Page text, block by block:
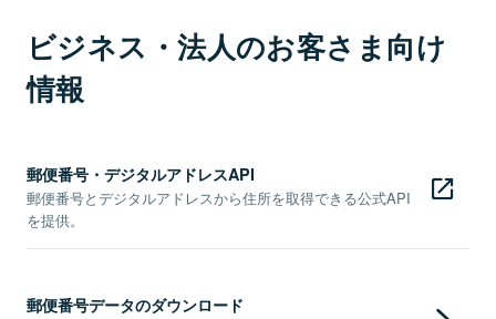
ビジネス・法人のお客さま向け
情報
郵便番号・デジタルアドレスAPI
郵便番号とデジタルアドレスから住所を取得できる公式API
を提供。
郵便番号データのダウンロード